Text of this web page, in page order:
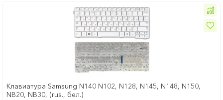
Клавиатура Samsung N140 N102, N128, N145, N148, N150,
NB20, NB30, (rus., бел.)